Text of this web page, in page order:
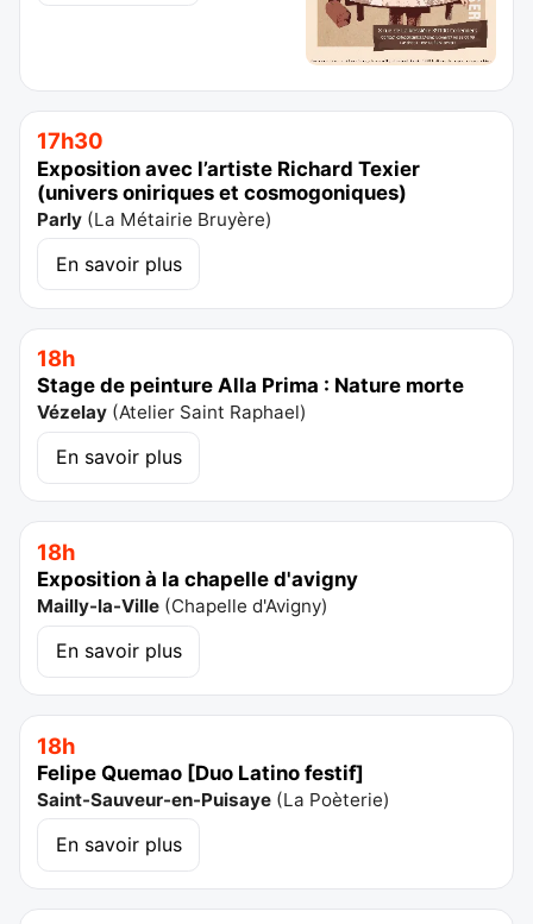
17h30
Exposition avec l’artiste Richard Texier
(univers oniriques et cosmogoniques)
Parly (La Métairie Bruyère)
En savoir plus
18h
Stage de peinture Alla Prima : Nature morte
Vézelay (Atelier Saint Raphael)
En savoir plus
18h
Exposition à la chapelle d'avigny
Mailly-la-Ville (Chapelle d'Avigny)
En savoir plus
18h
Felipe Quemao [Duo Latino festif]
Saint-Sauveur-en-Puisaye (La Poèterie)
En savoir plus